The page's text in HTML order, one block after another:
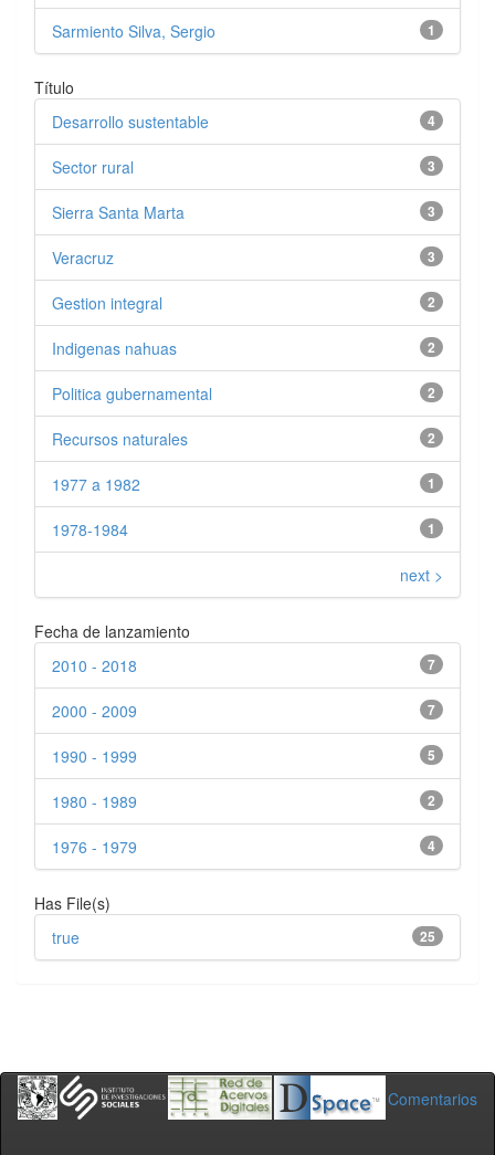
1
Sarmiento Silva, Sergio
Título
4
Desarrollo sustentable
3
Sector rural
3
Sierra Santa Marta
3
Veracruz
2
Gestion integral
2
Indigenas nahuas
2
Politica gubernamental
2
Recursos naturales
1
1977 a 1982
1
1978-1984
next >
Fecha de lanzamiento
7
2010 - 2018
7
2000 - 2009
5
1990 - 1999
2
1980 - 1989
4
1976 - 1979
Has File(s)
25
true
Comentarios